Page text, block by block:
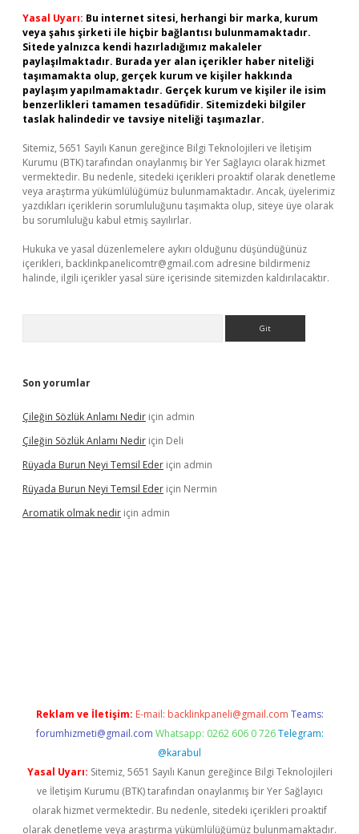
Yasal Uyarı: Bu internet sitesi, herhangi bir marka, kurum
veya şahıs şirketi ile hiçbir bağlantısı bulunmamaktadır.
Sitede yalnızca kendi hazırladığımız makaleler
paylaşılmaktadır. Burada yer alan içerikler haber niteliği
taşımamakta olup, gerçek kurum ve kişiler hakkında
paylaşım yapılmamaktadır. Gerçek kurum ve kişiler ile isim
benzerlikleri tamamen tesadüfidir. Sitemizdeki bilgiler
taslak halindedir ve tavsiye niteliği taşımazlar.
Sitemiz, 5651 Sayılı Kanun gereğince Bilgi Teknolojileri ve İletişim
Kurumu (BTK) tarafından onaylanmış bir Yer Sağlayıcı olarak hizmet
vermektedir. Bu nedenle, sitedeki içerikleri proaktif olarak denetleme
veya araştırma yükümlülüğümüz bulunmamaktadır. Ancak, üyelerimiz
yazdıkları içeriklerin sorumluluğunu taşımakta olup, siteye üye olarak
bu sorumluluğu kabul etmiş sayılırlar.
Hukuka ve yasal düzenlemelere aykırı olduğunu düşündüğünüz
içerikleri, backlinkpanelicomtr@gmail.com adresine bildirmeniz
halinde, ilgili içerikler yasal süre içerisinde sitemizden kaldırılacaktır.
Son yorumlar
Çileğin Sözlük Anlamı Nedir için admin
Çileğin Sözlük Anlamı Nedir için Deli
Rüyada Burun Neyi Temsil Eder için admin
Rüyada Burun Neyi Temsil Eder için Nermin
Aromatik olmak nedir için admin
Reklam ve İletişim: E-mail: backlinkpaneli@gmail.com Teams:
forumhizmeti@gmail.com Whatsapp: 0262 606 0 726 Telegram:
@karabul
Yasal Uyarı: Sitemiz, 5651 Sayılı Kanun gereğince Bilgi Teknolojileri
ve İletişim Kurumu (BTK) tarafından onaylanmış bir Yer Sağlayıcı
olarak hizmet vermektedir. Bu nedenle, sitedeki içerikleri proaktif
olarak denetleme veya araştırma yükümlülüğümüz bulunmamaktadır.